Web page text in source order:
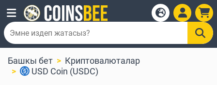
Башкы бет
Криптовалюталар
USD Coin (USDC)